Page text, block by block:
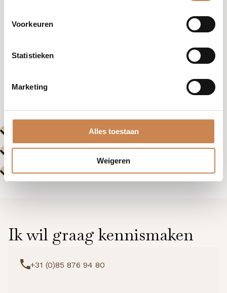
Voorkeuren
Statistieken
Marketing
Alles toestaan
Weigeren
Sollicitatie indienen
Ik wil graag kennismaken
+31 (0)85 876 94 80